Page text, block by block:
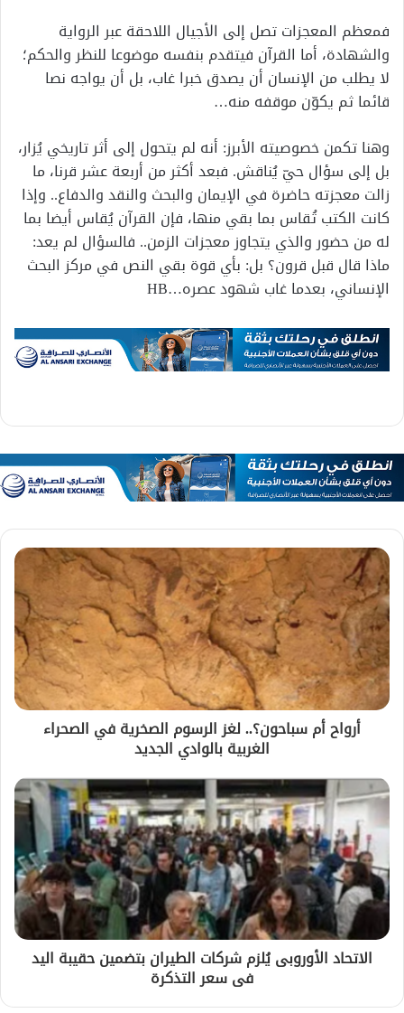
فمعظم المعجزات تصل إلى الأجيال اللاحقة عبر الرواية
والشهادة، أما القرآن فيتقدم بنفسه موضوعا للنظر والحكم؛
لا يطلب من الإنسان أن يصدق خبرا غاب، بل أن يواجه نصا
قائما ثم يكوّن موقفه منه…
وهنا تكمن خصوصيته الأبرز: أنه لم يتحول إلى أثر تاريخي يُزار،
بل إلى سؤال حيّ يُناقش. فبعد أكثر من أربعة عشر قرنا، ما
زالت معجزته حاضرة في الإيمان والبحث والنقد والدفاع.. وإذا
كانت الكتب تُقاس بما بقي منها، فإن القرآن يُقاس أيضا بما
له من حضور والذي يتجاوز معجزات الزمن.. فالسؤال لم يعد:
ماذا قال قبل قرون؟ بل: بأي قوة بقي النص في مركز البحث
الإنساني، بعدما غاب شهود عصره…HB
أرواح أم سباحون؟.. لغز الرسوم الصخرية في الصحراء
الغربية بالوادي الجديد
الاتحاد الأوروبى يُلزم شركات الطيران بتضمين حقيبة اليد
فى سعر التذكرة